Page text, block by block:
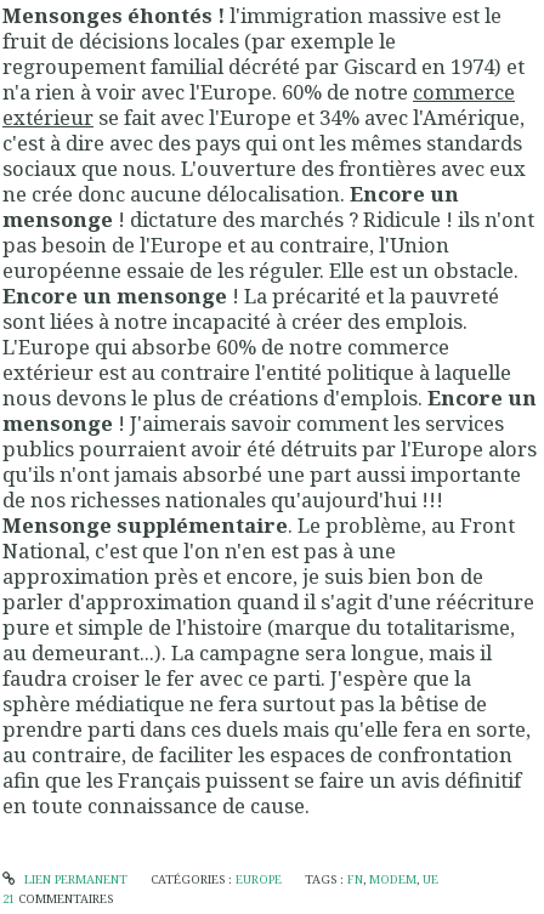
Mensonges éhontés ! l'immigration massive est le
fruit de décisions locales (par exemple le
regroupement familial décrété par Giscard en 1974) et
n'a rien à voir avec l'Europe. 60% de notre commerce
extérieur se fait avec l'Europe et 34% avec l'Amérique,
c'est à dire avec des pays qui ont les mêmes standards
sociaux que nous. L'ouverture des frontières avec eux
ne crée donc aucune délocalisation. Encore un
mensonge ! dictature des marchés ? Ridicule ! ils n'ont
pas besoin de l'Europe et au contraire, l'Union
européenne essaie de les réguler. Elle est un obstacle.
Encore un mensonge ! La précarité et la pauvreté
sont liées à notre incapacité à créer des emplois.
L'Europe qui absorbe 60% de notre commerce
extérieur est au contraire l'entité politique à laquelle
nous devons le plus de créations d'emplois. Encore un
mensonge ! J'aimerais savoir comment les services
publics pourraient avoir été détruits par l'Europe alors
qu'ils n'ont jamais absorbé une part aussi importante
de nos richesses nationales qu'aujourd'hui !!!
Mensonge supplémentaire. Le problème, au Front
National, c'est que l'on n'en est pas à une
approximation près et encore, je suis bien bon de
parler d'approximation quand il s'agit d'une réécriture
pure et simple de l'histoire (marque du totalitarisme,
au demeurant...). La campagne sera longue, mais il
faudra croiser le fer avec ce parti. J'espère que la
sphère médiatique ne fera surtout pas la bêtise de
prendre parti dans ces duels mais qu'elle fera en sorte,
au contraire, de faciliter les espaces de confrontation
afin que les Français puissent se faire un avis définitif
en toute connaissance de cause.
LIEN PERMANENT CATÉGORIES : EUROPE TAGS :FN,MODEM,UE
21 COMMENTAIRES